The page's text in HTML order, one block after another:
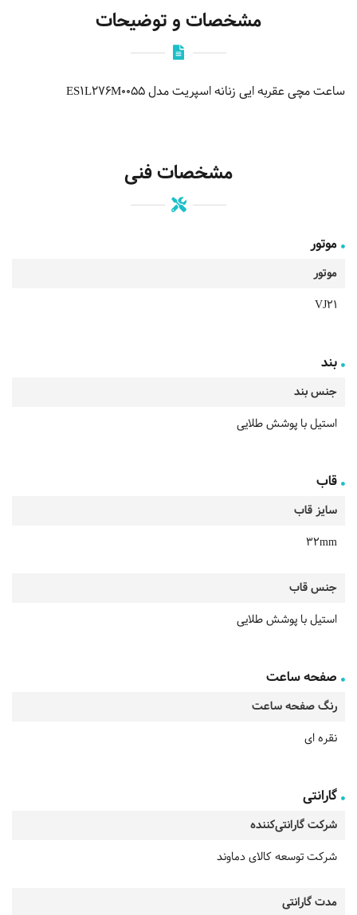
مشخصات و توضیحات
ساعت مچی عقربه ایی زنانه اسپریت مدل ES1L276M0055
مشخصات فنی
موتور
موتور
VJ21
بند
جنس بند
استیل با پوشش طلایی
قاب
سایز قاب
32mm
جنس قاب
استیل با پوشش طلایی
صفحه ساعت
رنگ صفحه ساعت
نقره ای
گارانتی
شرکت گارانتی‌کننده
شرکت توسعه کالای دماوند
مدت گارانتی